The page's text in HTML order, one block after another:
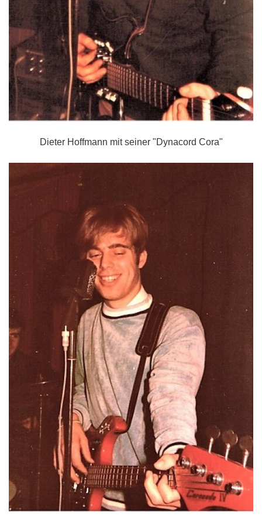
Dieter Hoffmann mit seiner "Dynacord Cora"